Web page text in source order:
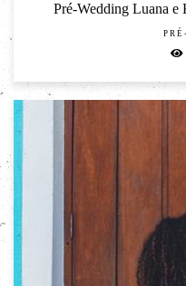
Pré-Wedding Luana e